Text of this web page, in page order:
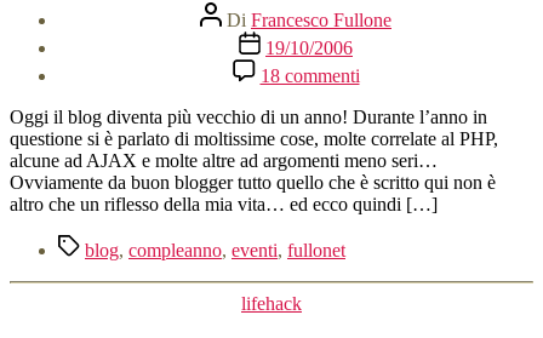
Autore
articolo
Di Francesco Fullone
Data
dell'articolo
19/10/2006
18 commentisu
Tanti
auguri
al
Full(o)bloG!
Oggi il blog diventa più vecchio di un anno! Durante l’anno in
questione si è parlato di moltissime cose, molte correlate al PHP,
alcune ad AJAX e molte altre ad argomenti meno seri…
Ovviamente da buon blogger tutto quello che è scritto qui non è
altro che un riflesso della mia vita… ed ecco quindi […]
Tagblog, compleanno, eventi, fullonet
Categorie
lifehack